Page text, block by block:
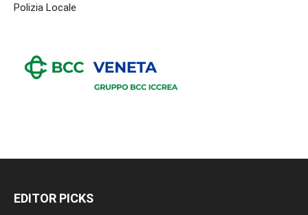
Polizia Locale
EDITOR PICKS